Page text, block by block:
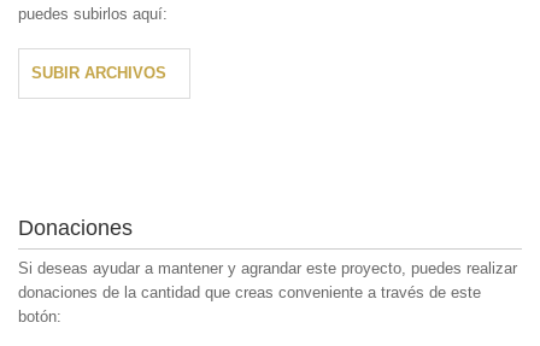
puedes subirlos aquí:
SUBIR ARCHIVOS
Donaciones
Si deseas ayudar a mantener y agrandar este proyecto, puedes realizar
donaciones de la cantidad que creas conveniente a través de este
botón: